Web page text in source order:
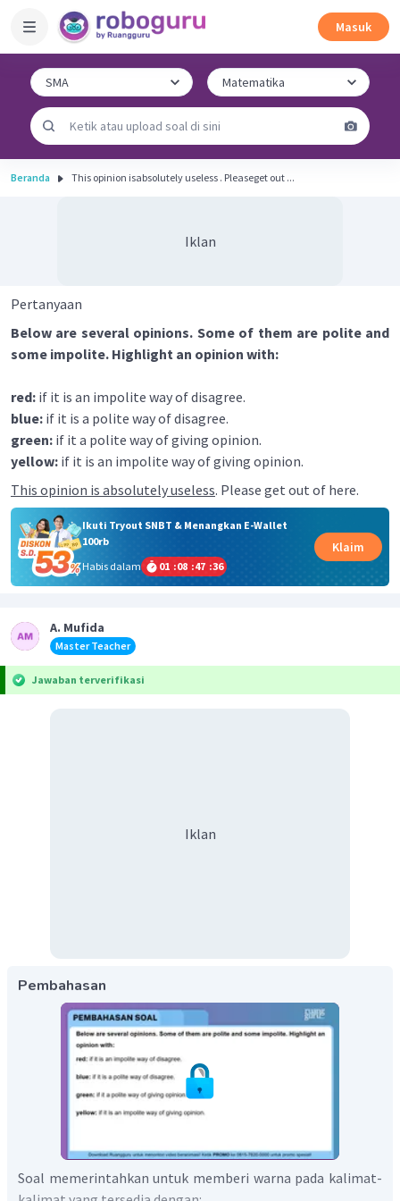
Masuk
Beranda This opinion isabsolutely useless . Pleaseget out ...
Iklan
Pertanyaan
Below are several opinions. Some of them are polite and
some impolite. Highlight an opinion with:
red: if it is an impolite way of disagree.
blue: if it is a polite way of disagree.
green: if it a polite way of giving opinion.
yellow: if it is an impolite way of giving opinion.
This opinion is absolutely useless. Please get out of here.
Ikuti Tryout SNBT & Menangkan E-Wallet
100rb
Habis dalam
01 :08 :47 :36
Klaim
A. Mufida
Master Teacher
Jawaban terverifikasi
Iklan
Pembahasan
Soal memerintahkan untuk memberi warna pada kalimat-